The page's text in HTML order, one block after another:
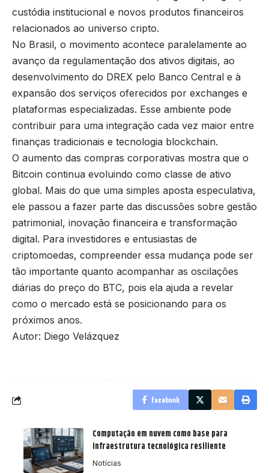
custódia institucional e novos produtos financeiros
relacionados ao universo cripto.
No Brasil, o movimento acontece paralelamente ao
avanço da regulamentação dos ativos digitais, ao
desenvolvimento do DREX pelo Banco Central e à
expansão dos serviços oferecidos por exchanges e
plataformas especializadas. Esse ambiente pode
contribuir para uma integração cada vez maior entre
finanças tradicionais e tecnologia blockchain.
O aumento das compras corporativas mostra que o
Bitcoin continua evoluindo como classe de ativo
global. Mais do que uma simples aposta especulativa,
ele passou a fazer parte das discussões sobre gestão
patrimonial, inovação financeira e transformação
digital. Para investidores e entusiastas de
criptomoedas, compreender essa mudança pode ser
tão importante quanto acompanhar as oscilações
diárias do preço do BTC, pois ela ajuda a revelar
como o mercado está se posicionando para os
próximos anos.
Autor: Diego Velázquez
Facebook
Computação em nuvem como base para
infraestrutura tecnológica resiliente
Notícias